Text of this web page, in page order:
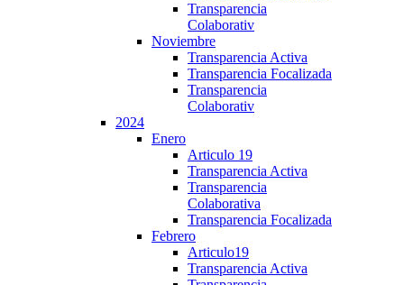
Transparencia
Colaborativ
Noviembre
Transparencia Activa
Transparencia Focalizada
Transparencia
Colaborativ
2024
Enero
Articulo 19
Transparencia Activa
Transparencia
Colaborativa
Transparencia Focalizada
Febrero
Articulo19
Transparencia Activa